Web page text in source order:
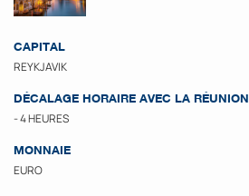
CAPITAL
REYKJAVIK
DÉCALAGE HORAIRE AVEC LA RÉUNION
- 4 HEURES
MONNAIE
EURO